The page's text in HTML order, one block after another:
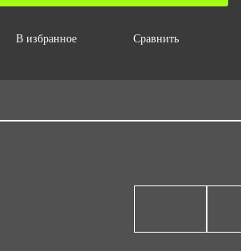
Вес за ед,кг
В избранное Сравнить